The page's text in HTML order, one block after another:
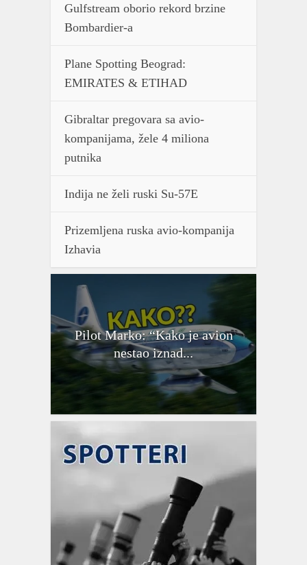
Gulfstream oborio rekord brzine
Bombardier-a
Plane Spotting Beograd:
EMIRATES & ETIHAD
Gibraltar pregovara sa avio-
kompanijama, žele 4 miliona
putnika
Indija ne želi ruski Su-57E
Prizemljena ruska avio-kompanija
Izhavia
Pilot Marko: “Kako je avion
nestao iznad...